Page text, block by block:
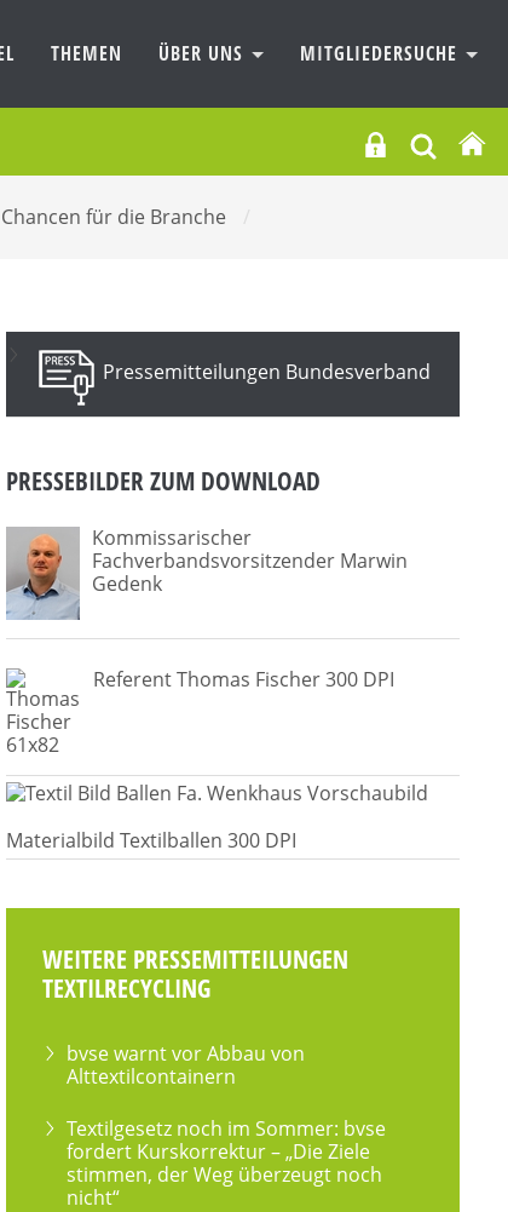
THEMEN ÜBER UNS MITGLIEDERSUCHE
für die Branche /
Pressemitteilungen Bundesverband
PRESSEBILDER ZUM DOWNLOAD
Kommissarischer
Fachverbandsvorsitzender Marwin
Gedenk
Referent Thomas Fischer 300 DPI
Materialbild Textilballen 300 DPI
WEITERE PRESSEMITTEILUNGEN
TEXTILRECYCLING
bvse warnt vor Abbau von
Alttextilcontainern
Textilgesetz noch im Sommer: bvse
fordert Kurskorrektur – „Die Ziele
stimmen, der Weg überzeugt noch
nicht“